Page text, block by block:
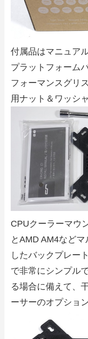
付属品はマニュア
プラットフォーム
フォーマンスグリ
用ナット＆ワッシ
CPUクーラーマウ
とAMD AM4など
したバックプレー
で非常にシンプル
る場合に備えて、
ーサーのオプショ